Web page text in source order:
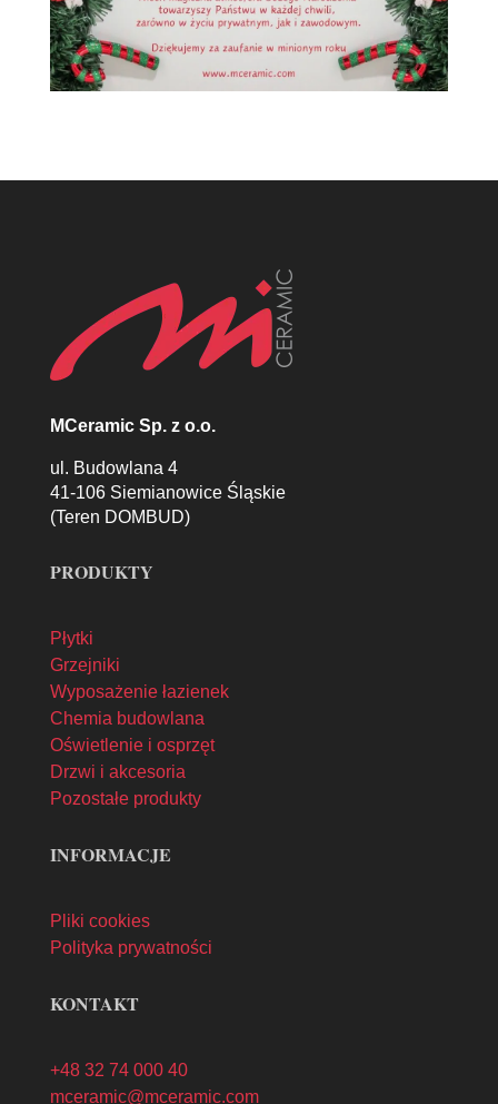
MCeramic Sp. z o.o.
ul. Budowlana 4
41-106 Siemianowice Śląskie
(Teren DOMBUD)
PRODUKTY
Płytki
Grzejniki
Wyposażenie łazienek
Chemia budowlana
Oświetlenie i osprzęt
Drzwi i akcesoria
Pozostałe produkty
INFORMACJE
Pliki cookies
Polityka prywatności
KONTAKT
+48 32 74 000 40
mceramic@mceramic.com